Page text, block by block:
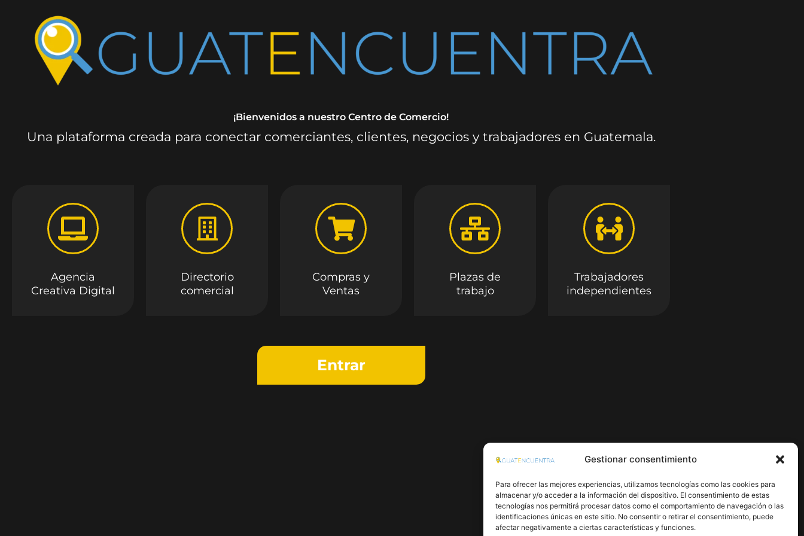
Gestionar consentimiento
Para ofrecer las mejores experiencias, utilizamos tecnologías como las cookies para
almacenar y/o acceder a la información del dispositivo. El consentimiento de estas
tecnologías nos permitirá procesar datos como el comportamiento de navegación o las
identificaciones únicas en este sitio. No consentir o retirar el consentimiento, puede
afectar negativamente a ciertas características y funciones.
¡Bienvenidos a nuestro Centro de Comercio!
Una plataforma creada para conectar comerciantes, clientes, negocios y trabajadores en Guatemala.
Agencia
Creativa Digital
Directorio
comercial
Compras y
Ventas
Plazas de
trabajo
Trabajadores
independientes
Entrar